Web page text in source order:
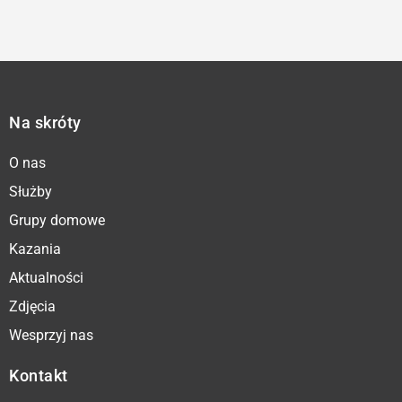
Na skróty
O nas
Służby
Grupy domowe
Kazania
Aktualności
Zdjęcia
Wesprzyj nas
Kontakt